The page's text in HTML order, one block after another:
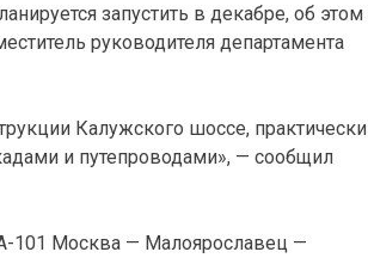
запустить в декабре, об этом
руководителя департамента
Калужского шоссе, практически
и путепроводами», — сообщил
101 Москва — Малоярославец —